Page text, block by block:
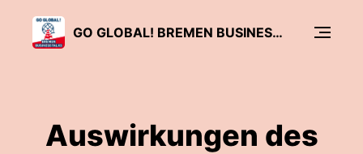
GO GLOBAL! BREMEN BUSINESS TALKS
Auswirkungen des